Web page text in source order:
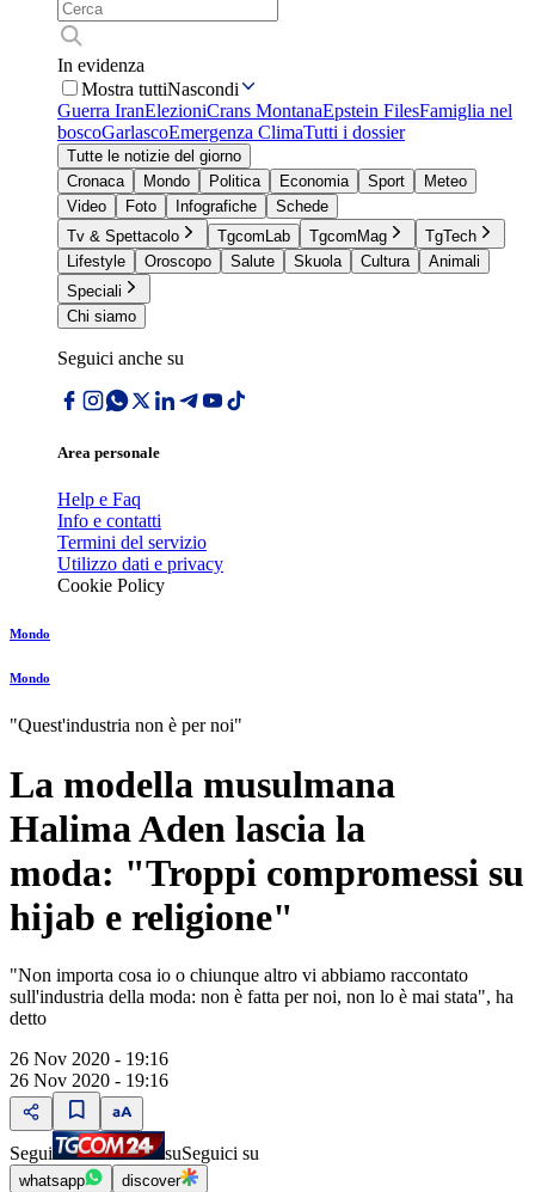
In evidenza
Mostra tuttiNascondi
Guerra IranElezioniCrans MontanaEpstein FilesFamiglia nel
boscoGarlascoEmergenza ClimaTutti i dossier
Tutte le notizie del giorno
Cronaca
Mondo Politica Economia Sport
Meteo
Video
Foto Infografiche
Schede
Tv & Spettacolo
TgcomLab TgcomMag
TgTech
Lifestyle
Oroscopo Salute Skuola Cultura
Animali
Speciali
Chi siamo
Seguici anche su
Area personale
Help e Faq
Info e contatti
Termini del servizio
Utilizzo dati e privacy
Cookie Policy
Mondo
Mondo
"Quest'industria non è per noi"
La modella musulmana
Halima Aden lascia la
moda: "Troppi compromessi su
hijab e religione"
"Non importa cosa io o chiunque altro vi abbiamo raccontato
sull'industria della moda: non è fatta per noi, non lo è mai stata", ha
detto
26 Nov 2020 - 19:16
26 Nov 2020 - 19:16
Segui suSeguici su
whatsapp discover